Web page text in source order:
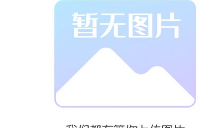
港、车站、银
行及工厂等建
筑物设置业务